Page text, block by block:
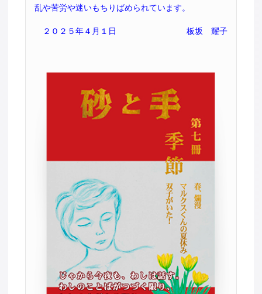
乱や苦労や迷いもちりばめられています。
２０２５年４月１日 板坂 耀子